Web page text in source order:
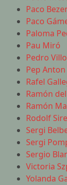
Paco
Paco
Paloma
Pau Miró
Pedro
Pep Anton
Rafel
Ramón
Ramón
Rodolf
Sergi
Sergi
Sergio
Victoria
Yolanda